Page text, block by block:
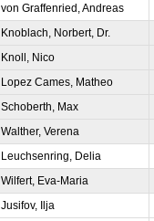
von Graffenried, Andreas
Knoblach, Norbert, Dr.
Knoll, Nico
Lopez Cames, Matheo
Schoberth, Max
Walther, Verena
Leuchsenring, Delia
Wilfert, Eva-Maria
Jusifov, Ilja